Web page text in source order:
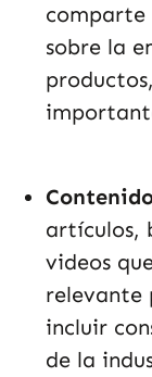
comparte
sobre la
artículos,
videos
relevante
incluir
de la